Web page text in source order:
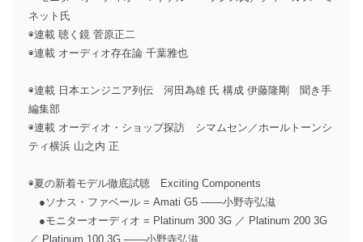
ネット氏
◉連載 聴く鏡 菅原正二
◉連載 オーディオ存在論 千葉雅也
◉連載 日本エンジニア列伝 河田為雄 氏 構成 伊藤隆剛 聞き手
編集部
◉連載 オーディオ・ショップ探訪 シマムセン／ホールトーンシ
ティ横浜 山之内 正
◉夏の新着モデル徹底試聴 Exciting Components
●ソナス・ファベール = Amati G5 ───小野寺弘滋
●モニターオーディオ = Platinum 300 3G ／ Platinum 200 3G
／ Platinum 100 3G ───小野寺弘滋